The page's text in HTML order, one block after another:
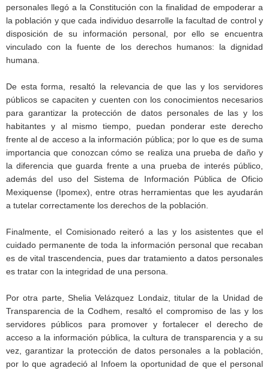
personales llegó a la Constitución con la finalidad de empoderar a
la población y que cada individuo desarrolle la facultad de control y
disposición de su información personal, por ello se encuentra
vinculado con la fuente de los derechos humanos: la dignidad
humana.
De esta forma, resaltó la relevancia de que las y los servidores
públicos se capaciten y cuenten con los conocimientos necesarios
para garantizar la protección de datos personales de las y los
habitantes y al mismo tiempo, puedan ponderar este derecho
frente al de acceso a la información pública; por lo que es de suma
importancia que conozcan cómo se realiza una prueba de daño y
la diferencia que guarda frente a una prueba de interés público,
además del uso del Sistema de Información Pública de Oficio
Mexiquense (Ipomex), entre otras herramientas que les ayudarán
a tutelar correctamente los derechos de la población.
Finalmente, el Comisionado reiteró a las y los asistentes que el
cuidado permanente de toda la información personal que recaban
es de vital trascendencia, pues dar tratamiento a datos personales
es tratar con la integridad de una persona.
Por otra parte, Shelia Velázquez Londaiz, titular de la Unidad de
Transparencia de la Codhem, resaltó el compromiso de las y los
servidores públicos para promover y fortalecer el derecho de
acceso a la información pública, la cultura de transparencia y a su
vez, garantizar la protección de datos personales a la población,
por lo que agradeció al Infoem la oportunidad de que el personal